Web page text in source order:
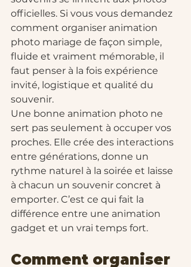
officielles. Si vous vous demandez
comment organiser animation
photo mariage de façon simple,
fluide et vraiment mémorable, il
faut penser à la fois expérience
invité, logistique et qualité du
souvenir.
Une bonne animation photo ne
sert pas seulement à occuper vos
proches. Elle crée des interactions
entre générations, donne un
rythme naturel à la soirée et laisse
à chacun un souvenir concret à
emporter. C’est ce qui fait la
différence entre une animation
gadget et un vrai temps fort.
Comment organiser